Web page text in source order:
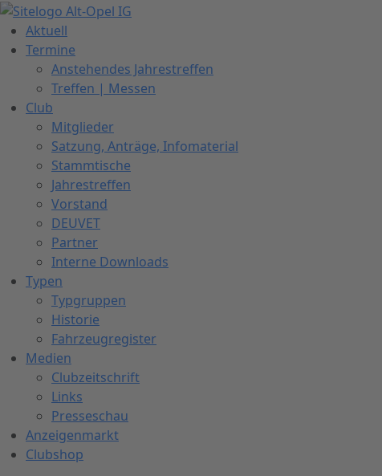
Zum
Inhalt
springen
Aktuell
Termine
Anstehendes Jahrestreffen
Treffen | Messen
Club
Mitglieder
Satzung, Anträge, Infomaterial
Stammtische
Jahrestreffen
Vorstand
DEUVET
Partner
Interne Downloads
Typen
Typgruppen
Historie
Fahrzeugregister
Medien
Clubzeitschrift
Links
Presseschau
Anzeigenmarkt
Clubshop